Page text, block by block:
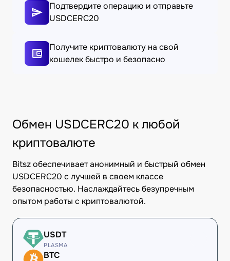
Подтвердите операцию и отправьте
USDCERC20
Получите криптовалюту на свой
кошелек быстро и безопасно
Обмен USDCERC20 к любой
криптовалюте
Bitsz обеспечивает анонимный и быстрый обмен
USDCERC20 с лучшей в своем классе
безопасностью. Наслаждайтесь безупречным
опытом работы с криптовалютой.
USDT
PLASMA
BTC